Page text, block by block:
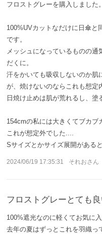
サンバリア100について
サンバリア100について
ストーリー
サンバリア100の完全遮光
フロストグレーを購入しました。
100%UVカットなだけに日傘と
です。
メッシュになっているものの
だくに。
汗をかいても吸収しないのか肌
が、焼けないのならこれも想定
日焼け止めは肌が荒れるし、塗
154cmの私には大きくてブカブ
これが想定外でした....
Sサイズとかサイズ展開がある
2024/06/19 17:35:31 それおさん
フロストグレーとても良
100%遮光なのに軽くてお気に入
去年の夏はずっとこれを羽織っ